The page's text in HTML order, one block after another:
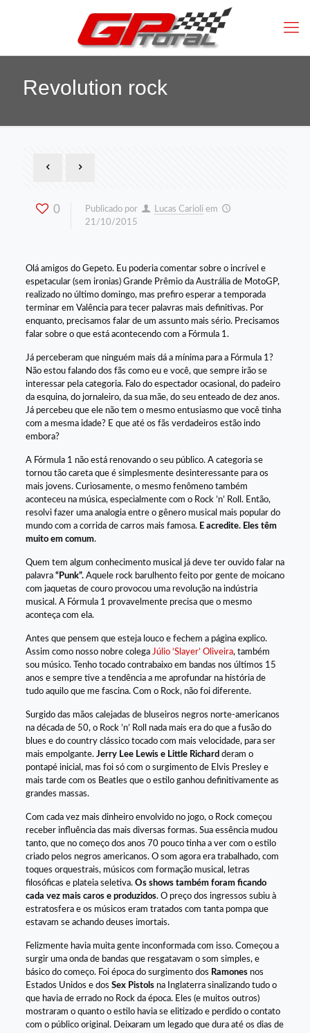
Revolution rock
0 Publicado por Lucas Carioli em
21/10/2015
Olá amigos do Gepeto. Eu poderia comentar sobre o incrível e
espetacular (sem ironias) Grande Prêmio da Austrália de MotoGP,
realizado no último domingo, mas prefiro esperar a temporada
terminar em Valência para tecer palavras mais definitivas. Por
enquanto, precisamos falar de um assunto mais sério. Precisamos
falar sobre o que está acontecendo com a Fórmula 1.
Já perceberam que ninguém mais dá a mínima para a Fórmula 1?
Não estou falando dos fãs como eu e você, que sempre irão se
interessar pela categoria. Falo do espectador ocasional, do padeiro
da esquina, do jornaleiro, da sua mãe, do seu enteado de dez anos.
Já percebeu que ele não tem o mesmo entusiasmo que você tinha
com a mesma idade? E que até os fãs verdadeiros estão indo
embora?
A Fórmula 1 não está renovando o seu público. A categoria se
tornou tão careta que é simplesmente desinteressante para os
mais jovens. Curiosamente, o mesmo fenômeno também
aconteceu na música, especialmente com o Rock ’n’ Roll. Então,
resolvi fazer uma analogia entre o gênero musical mais popular do
mundo com a corrida de carros mais famosa. E acredite. Eles têm
muito em comum.
Quem tem algum conhecimento musical já deve ter ouvido falar na
palavra “Punk”.Aquele rock barulhento feito por gente de moicano
com jaquetas de couro provocou uma revolução na indústria
musical. A Fórmula 1 provavelmente precisa que o mesmo
aconteça com ela.
Antes que pensem que esteja louco e fechem a página explico.
Assim como nosso nobre colega Júlio ‘Slayer’ Oliveira, também
sou músico. Tenho tocado contrabaixo em bandas nos últimos 15
anos e sempre tive a tendência a me aprofundar na história de
tudo aquilo que me fascina. Com o Rock, não foi diferente.
Surgido das mãos calejadas de bluseiros negros norte-americanos
na década de 50, o Rock ’n’ Roll nada mais era do que a fusão do
blues e do country clássico tocado com mais velocidade, para ser
mais empolgante. Jerry Lee Lewis e Little Richard deram o
pontapé inicial, mas foi só com o surgimento de Elvis Presley e
mais tarde com os Beatles que o estilo ganhou definitivamente as
grandes massas.
Com cada vez mais dinheiro envolvido no jogo, o Rock começou
receber influência das mais diversas formas. Sua essência mudou
tanto, que no começo dos anos 70 pouco tinha a ver com o estilo
criado pelos negros americanos. O som agora era trabalhado, com
toques orquestrais, músicos com formação musical, letras
filosóficas e plateia seletiva. Os shows também foram ficando
cada vez mais caros e produzidos. O preço dos ingressos subiu à
estratosfera e os músicos eram tratados com tanta pompa que
estavam se achando deuses imortais.
Felizmente havia muita gente inconformada com isso. Começou a
surgir uma onda de bandas que resgatavam o som simples, e
básico do começo. Foi época do surgimento dos Ramonesnos
Estados Unidos e dos Sex Pistolsna Inglaterra sinalizando tudo o
que havia de errado no Rock da época. Eles (e muitos outros)
mostraram o quanto o estilo havia se elitizado e perdido o contato
com o público original. Deixaram um legado que dura até os dias de